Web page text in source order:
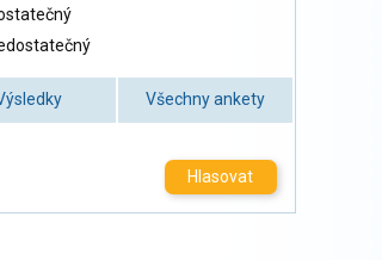
Všechny ankety
Hlasovat